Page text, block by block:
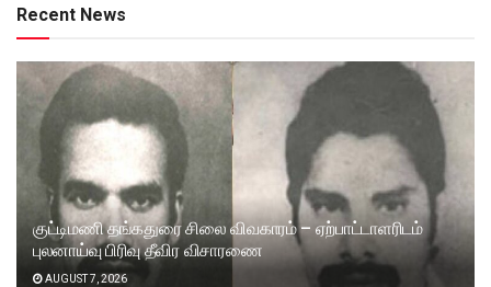
Recent News
குட்டிமணி தங்கதுரை சிலை விவகாரம் – ஏற்பாட்டாளரிடம்
புலனாய்வு பிரிவு தீவிர விசாரணை
AUGUST 7, 2026